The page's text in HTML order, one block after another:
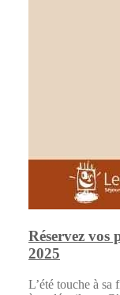
Réservez vos
2025
L’été touche à sa